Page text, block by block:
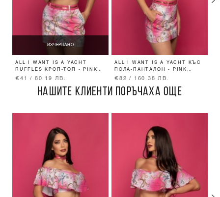
ИЗЧЕРПАНО
ALL I WANT IS A YACHT
RUFFLES КРОП-ТОП - PINK
PRINT
€41 / 80.19 ЛВ.
ALL I WANT IS A YACHT КЪС
ПОЛА-ПАНТАЛОН - PINK
PRINT
€82 / 160.38 ЛВ.
НАШИТЕ КЛИЕНТИ ПОРЪЧАХА ОЩЕ